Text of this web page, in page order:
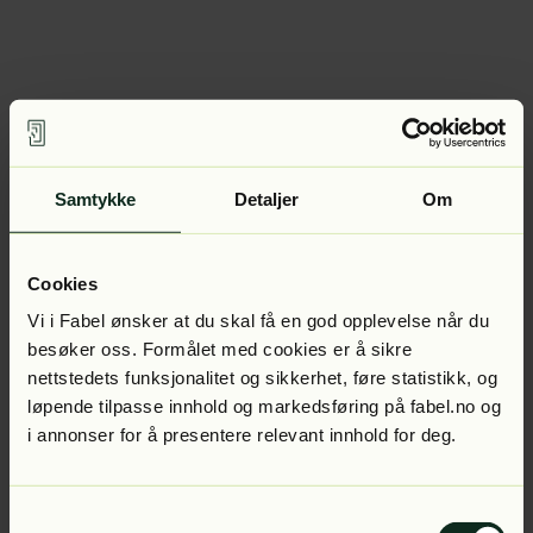
Samtykke Detaljer Om
Cookies
Vi i Fabel ønsker at du skal få en god opplevelse når du
besøker oss. Formålet med cookies er å sikre
nettstedets funksjonalitet og sikkerhet, føre statistikk, og
løpende tilpasse innhold og markedsføring på fabel.no og
i annonser for å presentere relevant innhold for deg.